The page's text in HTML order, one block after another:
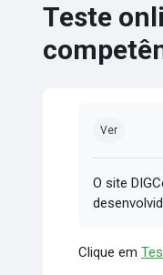
Teste
Ver
O site
Clique em